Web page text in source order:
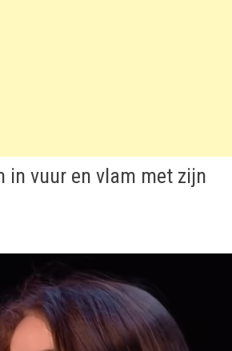
in vuur en vlam met zijn